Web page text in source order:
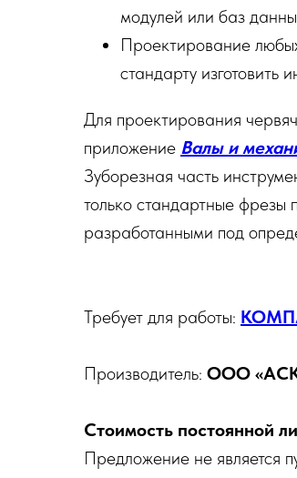
модулей или баз
Проектирование
стандарту изготовить
Для проектирования
приложение Валы и
Зуборезная часть
только стандартные фрезы
разработанными под
Требует для работы:
Производитель: ООО
Стоимость постоянной
Предложение не является